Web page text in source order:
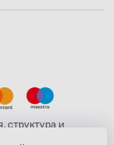
структура и
российскими и